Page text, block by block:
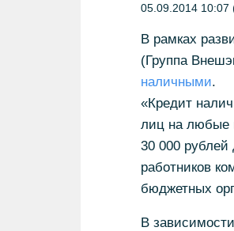
05.09.2014 10:07
В рамках
(Группа
наличными.
«Кредит
лиц на любые
30 000
работников
бюджетных
В